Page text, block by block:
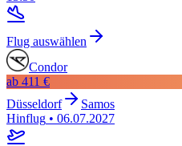
Flug auswählen
Condor
ab 411 €
Düsseldorf
Samos
Hinflug • 06.07.2027